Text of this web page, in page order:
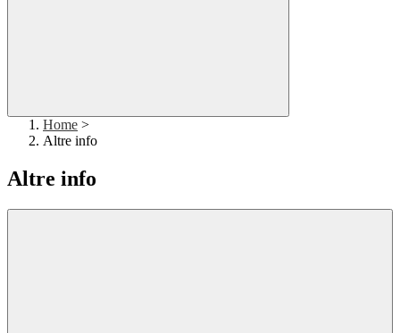
Home >
Altre info
Altre info